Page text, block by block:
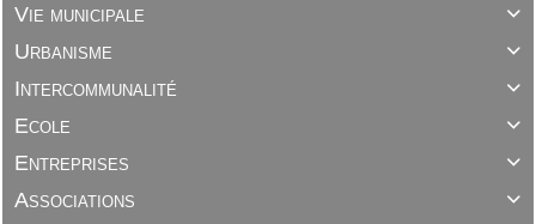

Vie municipale

Urbanisme

Intercommunalité

Ecole

Entreprises

Associations